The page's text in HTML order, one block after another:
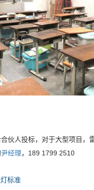
伙人投标，对于大型项目，
尹经理，189 1799 2510
标准